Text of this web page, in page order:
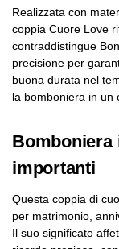
Realizzata con
coppia Cuore Love
contraddistingue
precisione per
buona durata nel
la bomboniera in un
Bomboniera
importanti
Questa coppia di
per matrimonio,
Il suo significato